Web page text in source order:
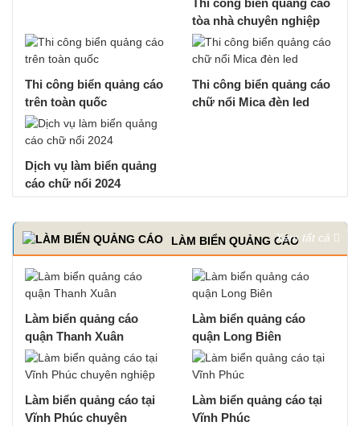
Thi công biển quảng cáo
tòa nhà chuyên nghiệp
Thi công biển quảng cáo
trên toàn quốc
Thi công biển quảng cáo
chữ nổi Mica đèn led
Dịch vụ làm biển quảng
cáo chữ nổi 2024
LÀM BIỂN QUẢNG CÁOXem tất cả
Làm biển quảng cáo
quận Thanh Xuân
Làm biển quảng cáo
quận Long Biên
Làm biển quảng cáo tại
Vĩnh Phúc chuyên
Làm biển quảng cáo tại
Vĩnh Phúc